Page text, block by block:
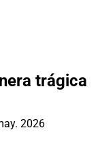
trágica
2026